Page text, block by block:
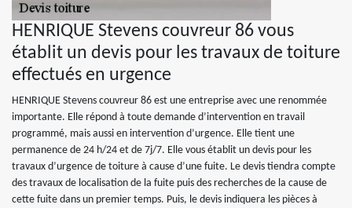
HENRIQUE Stevens couvreur 86 vous
établit un devis pour les travaux de toiture
effectués en urgence
HENRIQUE Stevens couvreur 86 est une entreprise avec une renommée
importante. Elle répond à toute demande d’intervention en travail
programmé, mais aussi en intervention d’urgence. Elle tient une
permanence de 24 h/24 et de 7j/7. Elle vous établit un devis pour les
travaux d’urgence de toiture à cause d’une fuite. Le devis tiendra compte
des travaux de localisation de la fuite puis des recherches de la cause de
cette fuite dans un premier temps. Puis, le devis indiquera les pièces à